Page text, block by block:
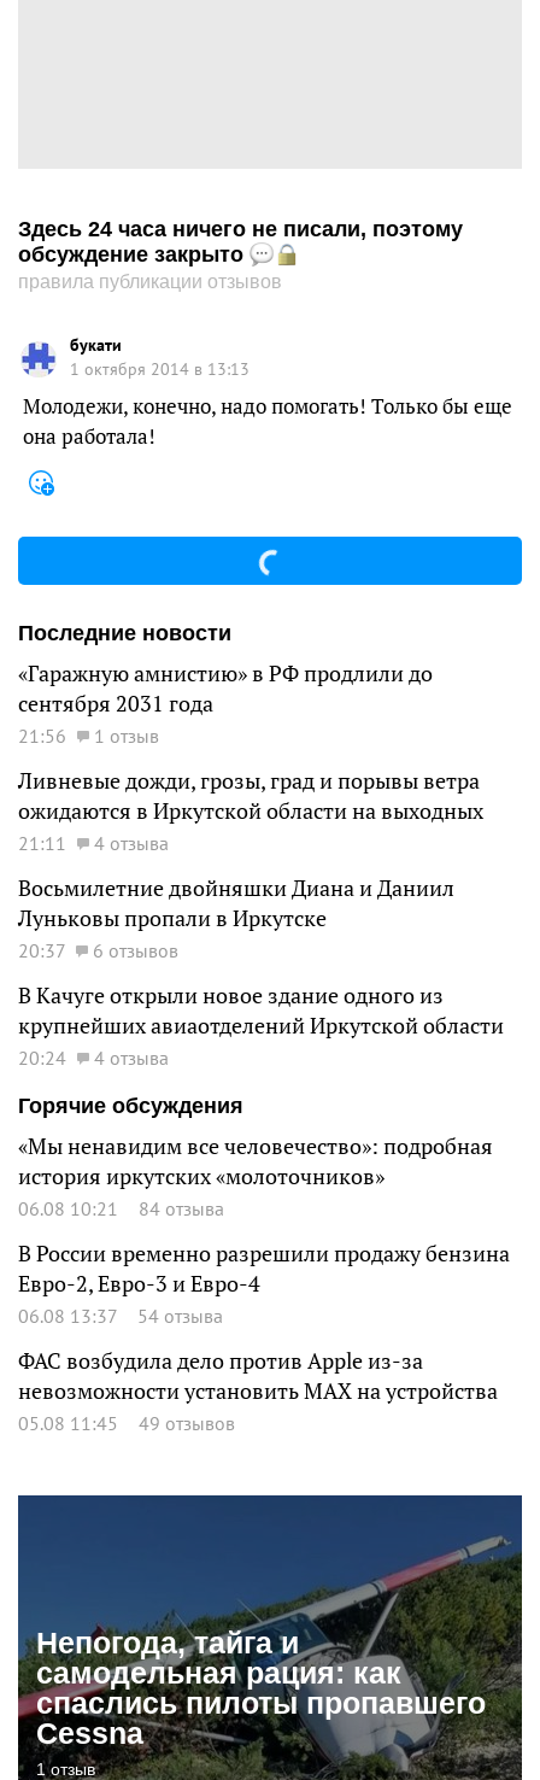
Здесь 24 часа ничего не писали, поэтому
обсуждение закрыто
правила публикации отзывов
букати
1 октября 2014 в 13:13
Молодежи, конечно, надо помогать! Только бы еще
она работала!
Последние новости
«Гаражную амнистию» в РФ продлили до
сентября 2031 года
21:56 1 отзыв
Ливневые дожди, грозы, град и порывы ветра
ожидаются в Иркутской области на выходных
21:11 4 отзыва
Восьмилетние двойняшки Диана и Даниил
Луньковы пропали в Иркутске
20:37 6 отзывов
В Качуге открыли новое здание одного из
крупнейших авиаотделений Иркутской области
20:24
4 отзыва
Горячие обсуждения
«Мы ненавидим все человечество»: подробная
история иркутских «молоточников»
06.08 10:21 84 отзыва
В России временно разрешили продажу бензина
Евро-2, Евро-3 и Евро-4
06.08 13:37 54 отзыва
ФАС возбудила дело против Apple из-за
невозможности установить MAX на устройства
05.08 11:45 49 отзывов
Непогода, тайга и
самодельная рация: как
спаслись пилоты пропавшего
Cessna
1 отзыв